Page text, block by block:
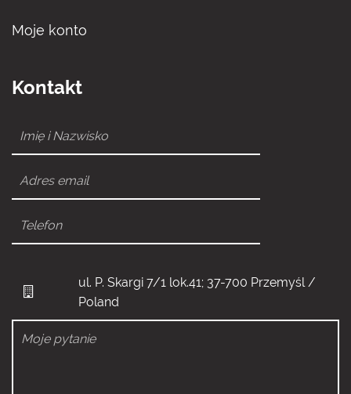
Moje konto
Kontakt
ul. P. Skargi 7/1 lok.41; 37-700 Przemyśl /
Poland